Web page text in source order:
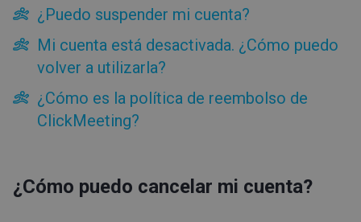
¿Cómo puedo cancelar mi cuenta?
¿Puedo suspender mi cuenta?
Mi cuenta está desactivada. ¿Cómo puedo volver a
utilizarla?
¿Cómo es la política de reembolso de ClickMeeting?
Bajada de categoría
Tipos de evento
¿Puedo suspender mi cuenta?
Mi cuenta está desactivada. ¿Cómo puedo
volver a utilizarla?
¿Cómo es la política de reembolso de
ClickMeeting?
¿Cómo puedo cancelar mi cuenta?